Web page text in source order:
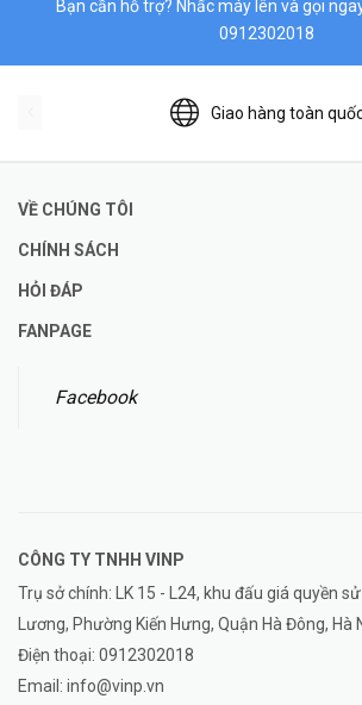
Bạn cần hỗ trợ? Nhấc máy lên và gọi
0912302018
Giao hàng toàn
VỀ CHÚNG TÔI
CHÍNH SÁCH
HỎI ĐÁP
FANPAGE
Facebook
CÔNG TY TNHH VINP
Trụ sở chính: LK 15 - L24, khu đấu giá quyền
Lương, Phường Kiến Hưng, Quận Hà Đông, Hà
Điện thoại: 0912302018
Email: info@vinp.vn